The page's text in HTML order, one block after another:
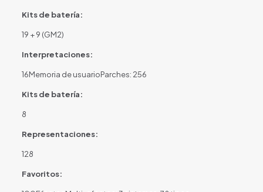
Kits de batería:
19 + 9 (GM2)
Interpretaciones:
16Memoria de usuarioParches: 256
Kits de batería:
8
Representaciones:
128
Favoritos: